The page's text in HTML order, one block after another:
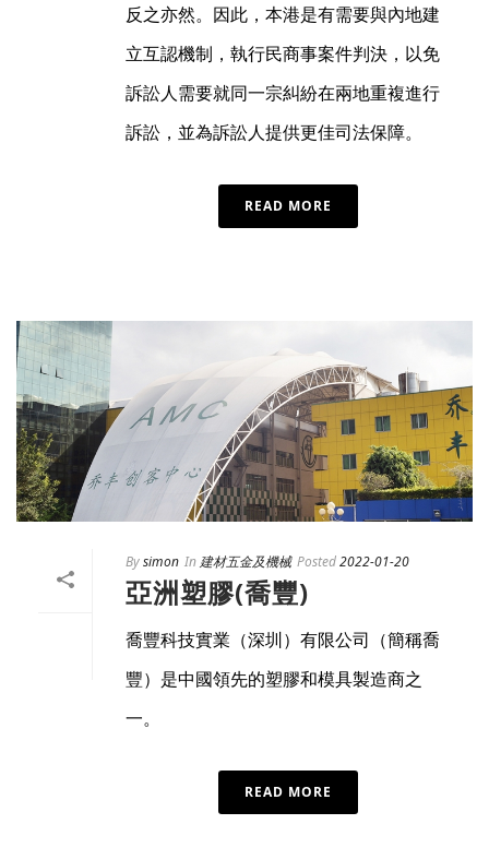
反之亦然。因此，本港是有需要與內地建
立互認機制，執行民商事案件判決，以免
訴訟人需要就同一宗糾紛在兩地重複進行
訴訟，並為訴訟人提供更佳司法保障。
READ MORE
Bysimon In 建材五金及機械 Posted2022-01-20
亞洲塑膠(喬豐)
喬豐科技實業（深圳）有限公司（簡稱喬
豐）是中國領先的塑膠和模具製造商之
一。
READ MORE